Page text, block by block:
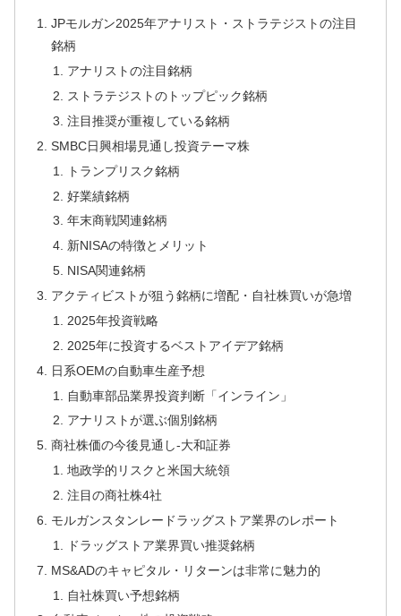
JPモルガン2025年アナリスト・ストラテジストの注目
銘柄
アナリストの注目銘柄
ストラテジストのトップピック銘柄
注目推奨が重複している銘柄
SMBC日興相場見通し投資テーマ株
トランプリスク銘柄
好業績銘柄
年末商戦関連銘柄
新NISAの特徴とメリット
NISA関連銘柄
アクティビストが狙う銘柄に増配・自社株買いが急増
2025年投資戦略
2025年に投資するベストアイデア銘柄
日系OEMの自動車生産予想
自動車部品業界投資判断「インライン」
アナリストが選ぶ個別銘柄
商社株価の今後見通し-大和証券
地政学的リスクと米国大統領
注目の商社株4社
モルガンスタンレードラッグストア業界のレポート
ドラッグストア業界買い推奨銘柄
MS&ADのキャピタル・リターンは非常に魅力的
自社株買い予想銘柄